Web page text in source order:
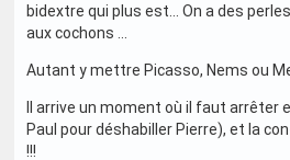
bidextre qui plus est... On a des
aux cochons ...
Autant y mettre Picasso, Nems ou
Il arrive un moment où il faut arrêter
Paul pour déshabiller Pierre), et la
!!!